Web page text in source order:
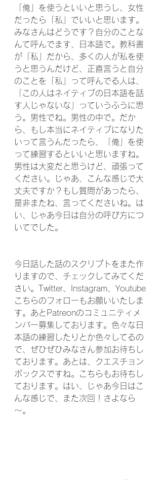
「俺」を使うといいと思うし、女性
だったら「私」でいいと思います。
みなさんはどうです？自分のことな
んて呼んでます、日本語で。教科書
が「私」だから、多くの人が私を使
うと思うんだけど、正直言うと自分
のことを「私」って呼んでる人は、
「この人はネイティブの日本語を話
す人じゃないな」っていうふうに思
う。男性でね。男性の中で。だか
ら、もし本当にネイティブになりた
いって言うんだったら、「俺」を使
って練習するといいと思いますね。
男性は大変だと思うけど、頑張って
ください。じゃあ、こんな感じで大
丈夫ですか？もし質問があったら、
是非またね、言ってくださいね。は
い、じゃあ今日は自分の呼び方につ
いてでした。
今日話した話のスクリプトをまた作
りますので、チェックしてみてくだ
さい。Twitter、Instagram、Youtube
こちらのフォローもお願いいたしま
す。あとPatreonのコミュニティメ
ンバー募集しております。色々な日
本語の練習したりとか色々してるの
で、ぜひぜひみなさん参加お待ちし
ております。あとは、クエスチョン
ボックスですね。こちらもお待ちし
ております。はい、じゃあ今日はこ
んな感じで、また次回！さよなら
～。